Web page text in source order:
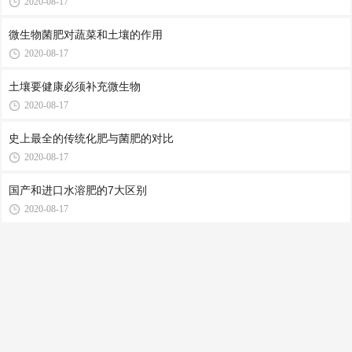
微生物菌肥对蔬菜和土壤的作用
2020-08-17
土壤要健康必须补充微生物
2020-08-17
史上最全的传统化肥与菌肥的对比
2020-08-17
国产和进口水溶肥的7大区别
2020-08-17